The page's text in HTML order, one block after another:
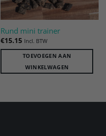
Rund mini trainer
€15.15 Incl. BTW
TOEVOEGEN AAN
WINKELWAGEN